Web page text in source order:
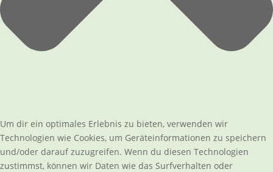
Um dir ein optimales Erlebnis zu bieten, verwenden wir
Technologien wie Cookies, um Geräteinformationen zu speichern
und/oder darauf zuzugreifen. Wenn du diesen Technologien
zustimmst, können wir Daten wie das Surfverhalten oder